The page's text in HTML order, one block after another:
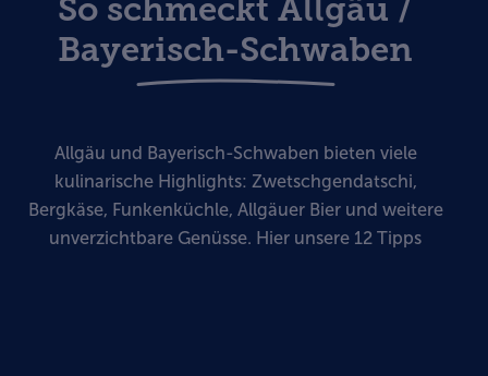
So schmeckt Allgäu /
Bayerisch-Schwaben
Allgäu und Bayerisch-Schwaben bieten viele
kulinarische Highlights: Zwetschgendatschi,
Bergkäse, Funkenküchle, Allgäuer Bier und weitere
unverzichtbare Genüsse. Hier unsere 12 Tipps